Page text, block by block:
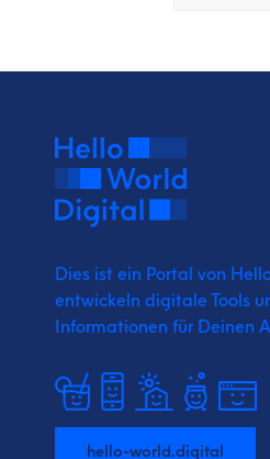
Dies ist ein Portal von
entwickeln digitale Tools
Informationen für Deinen
hello-world.digital